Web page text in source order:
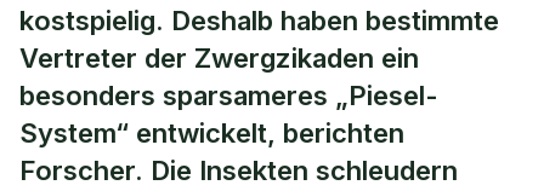
kostspielig. Deshalb haben bestimmte
Vertreter der Zwergzikaden ein
besonders sparsameres „Piesel-
System“ entwickelt, berichten
Forscher. Die Insekten schleudern